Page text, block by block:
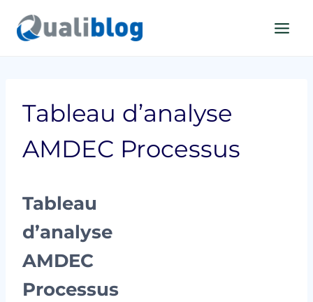
contenu
Tableau d’analyse
AMDEC Processus
Tableau
d’analyse
AMDEC
Processus